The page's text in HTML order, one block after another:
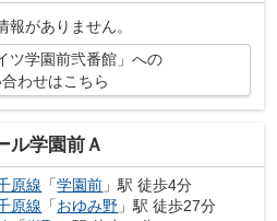
報がありません。
ツ学園前弐番館」への
わせはこちら
ル学園前Ａ
原線 「学園前 」駅 徒歩4分
原線 「おゆみ野 」駅 徒歩27分